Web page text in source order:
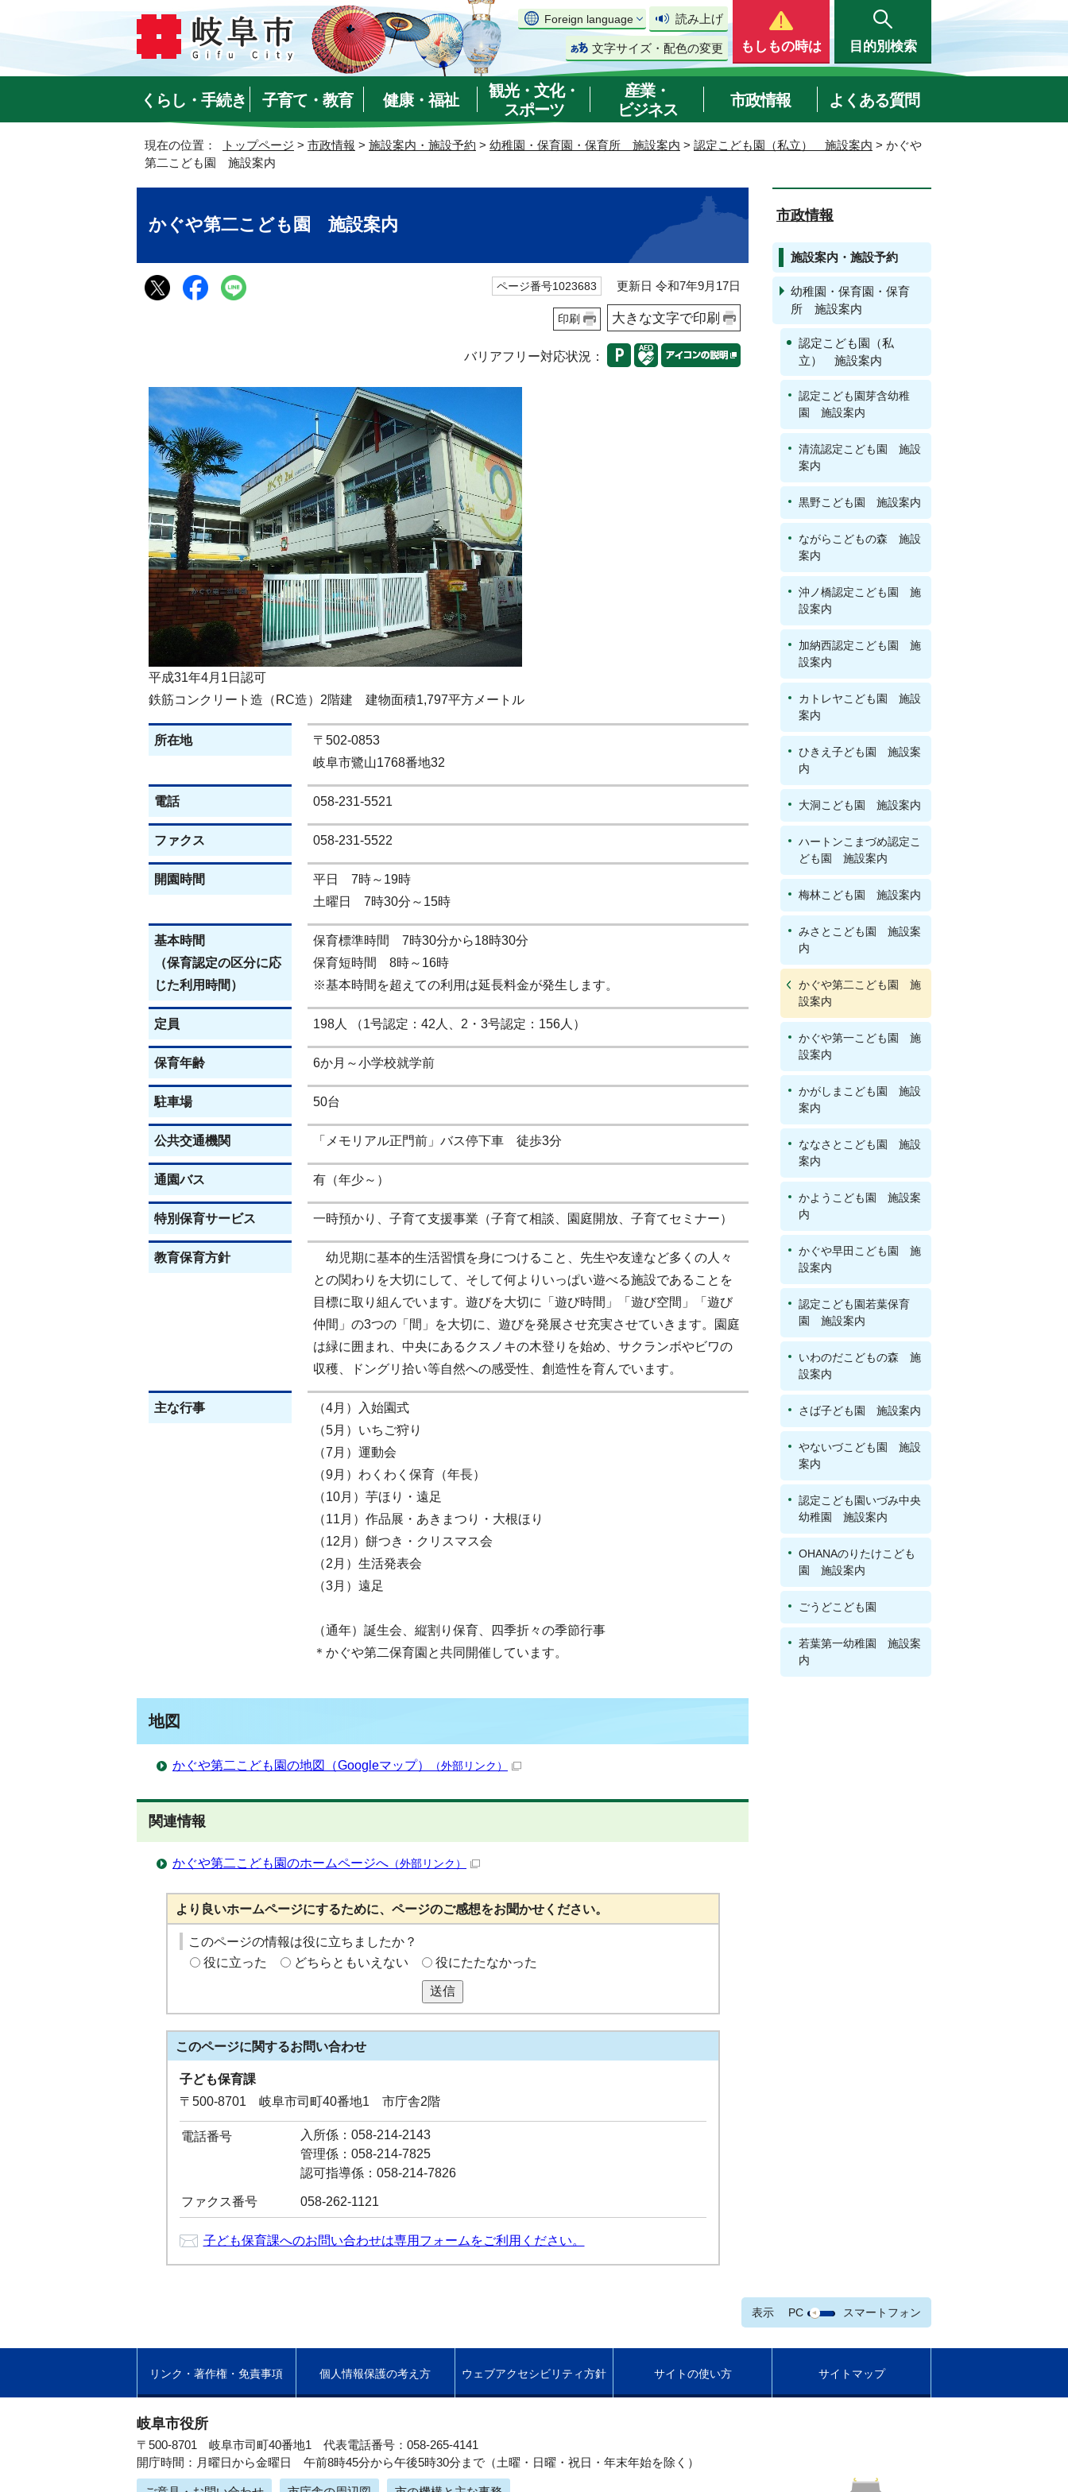
Foreign language 読み上げ
文字サイズ・配色の変更 もしもの時は 目的別検索
くらし・手続き 子育て・教育 健康・福祉
観光・文化・
スポーツ
産業・
ビジネス
市政情報 よくある質問
現在の位置： トップページ > 市政情報 > 施設案内・施設予約 > 幼稚園・保育園・保育所 施設案内 > 認定こども園（私立） 施設案内 > かぐや
第二こども園 施設案内
かぐや第二こども園 施設案内
ページ番号1023683 更新日 令和7年9月17日
印刷 大きな文字で印刷
バリアフリー対応状況：
平成31年4月1日認可
鉄筋コンクリート造（RC造）2階建 建物面積1,797平方メートル
所在地
〒502-0853
岐阜市鷺山1768番地32
電話 058-231-5521
ファクス 058-231-5522
開園時間
平日 7時～19時
土曜日 7時30分～15時
基本時間
（保育認定の区分に応
じた利用時間）
保育標準時間 7時30分から18時30分
保育短時間 8時～16時
※基本時間を超えての利用は延長料金が発生します。
定員 198人 （1号認定：42人、2・3号認定：156人）
保育年齢 6か月～小学校就学前
駐車場 50台
公共交通機関 「メモリアル正門前」バス停下車 徒歩3分
通園バス 有（年少～）
特別保育サービス 一時預かり、子育て支援事業（子育て相談、園庭開放、子育てセミナー）
教育保育方針
幼児期に基本的生活習慣を身につけること、先生や友達など多くの人々
との関わりを大切にして、そして何よりいっぱい遊べる施設であることを
目標に取り組んでいます。遊びを大切に「遊び時間」「遊び空間」「遊び
仲間」の3つの「間」を大切に、遊びを発展させ充実させていきます。園庭
は緑に囲まれ、中央にあるクスノキの木登りを始め、サクランボやビワの
収穫、ドングリ拾い等自然への感受性、創造性を育んでいます。
主な行事
（4月）入始園式
（5月）いちご狩り
（7月）運動会
（9月）わくわく保育（年長）
（10月）芋ほり・遠足
（11月）作品展・あきまつり・大根ほり
（12月）餅つき・クリスマス会
（2月）生活発表会
（3月）遠足
（通年）誕生会、縦割り保育、四季折々の季節行事
＊かぐや第二保育園と共同開催しています。
地図
かぐや第二こども園の地図（Googleマップ） （外部リンク）
関連情報
かぐや第二こども園のホームページへ （外部リンク）
より良いホームページにするために、ページのご感想をお聞かせください。
このページの情報は役に立ちましたか？
役に立った
どちらともいえない 役にたたなかった
送信
このページに関するお問い合わせ
子ども保育課
〒500-8701 岐阜市司町40番地1 市庁舎2階
電話番号
入所係：058-214-2143
管理係：058-214-7825
認可指導係：058-214-7826
ファクス番号 058-262-1121
子ども保育課へのお問い合わせは専用フォームをご利用ください。
市政情報
施設案内・施設予約
幼稚園・保育園・保育
所 施設案内
認定こども園（私
立） 施設案内
認定こども園芽含幼稚
園 施設案内
清流認定こども園 施設
案内
黒野こども園 施設案内
ながらこどもの森 施設
案内
沖ノ橋認定こども園 施
設案内
加納西認定こども園 施
設案内
カトレヤこども園 施設
案内
ひきえ子ども園 施設案
内
大洞こども園 施設案内
ハートンこまづめ認定こ
ども園 施設案内
梅林こども園 施設案内
みさとこども園 施設案
内
かぐや第二こども園 施
設案内
かぐや第一こども園 施
設案内
かがしまこども園 施設
案内
ななさとこども園 施設
案内
かようこども園 施設案
内
かぐや早田こども園 施
設案内
認定こども園若葉保育
園 施設案内
いわのだこどもの森 施
設案内
さば子ども園 施設案内
やないづこども園 施設
案内
認定こども園いづみ中央
幼稚園 施設案内
OHANAのりたけこども
園 施設案内
ごうどこども園
若葉第一幼稚園 施設案
内
表示 PC スマートフォン
リンク・著作権・免責事項 個人情報保護の考え方 ウェブアクセシビリティ方針 サイトの使い方 サイトマップ
岐阜市役所
〒500-8701 岐阜市司町40番地1 代表電話番号：058-265-4141
開庁時間：月曜日から金曜日 午前8時45分から午後5時30分まで（土曜・日曜・祝日・年末年始を除く）